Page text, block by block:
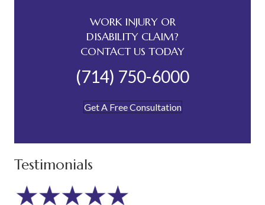
WORK INJURY OR
DISABILITY CLAIM?
CONTACT US TODAY
(714) 750-6000
Get A Free Consultation
Testimonials